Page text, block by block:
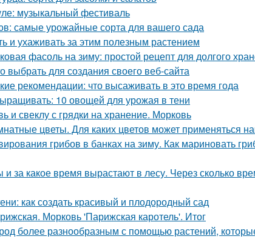
музыкальный фестиваль
самые урожайные сорта для вашего сада
и ухаживать за этим полезным растением
фасоль на зиму: простой рецепт для долгого
выбрать для создания своего веб-сайта
рекомендации: что высаживать в это время года
10 овощей для урожая в тени
и свеклу с грядки на хранение. Морковь
цветы. Для каких цветов может применяться
грибов в банках на зиму. Как мариновать
и за какое время вырастают в лесу. Через сколько
как создать красивый и плодородный сад
Морковь 'Парижская каротель'. Итог
более разнообразным с помощью растений,